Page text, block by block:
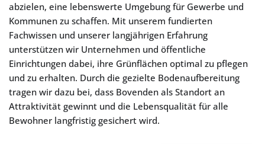
abzielen, eine lebenswerte Umgebung für Gewerbe und
Kommunen zu schaffen. Mit unserem fundierten
Fachwissen und unserer langjährigen Erfahrung
unterstützen wir Unternehmen und öffentliche
Einrichtungen dabei, ihre Grünflächen optimal zu pflegen
und zu erhalten. Durch die gezielte Bodenaufbereitung
tragen wir dazu bei, dass Bovenden als Standort an
Attraktivität gewinnt und die Lebensqualität für alle
Bewohner langfristig gesichert wird.